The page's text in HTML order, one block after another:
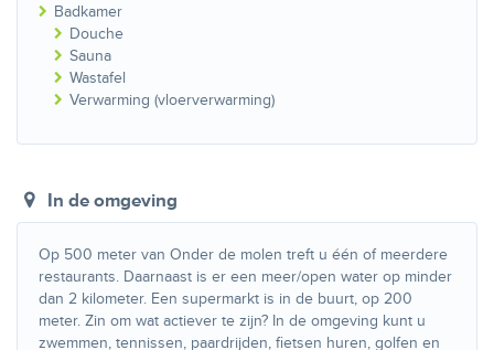
Badkamer
Douche
Sauna
Wastafel
Verwarming (vloerverwarming)
In de omgeving
Op 500 meter van Onder de molen treft u één of meerdere
restaurants. Daarnaast is er een meer/open water op minder
dan 2 kilometer. Een supermarkt is in de buurt, op 200
meter. Zin om wat actiever te zijn? In de omgeving kunt u
zwemmen, tennissen, paardrijden, fietsen huren, golfen en